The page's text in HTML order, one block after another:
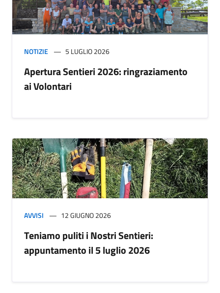
NOTIZIE 5 LUGLIO 2026
Apertura Sentieri 2026: ringraziamento
ai Volontari
AVVISI 12 GIUGNO 2026
Teniamo puliti i Nostri Sentieri:
appuntamento il 5 luglio 2026